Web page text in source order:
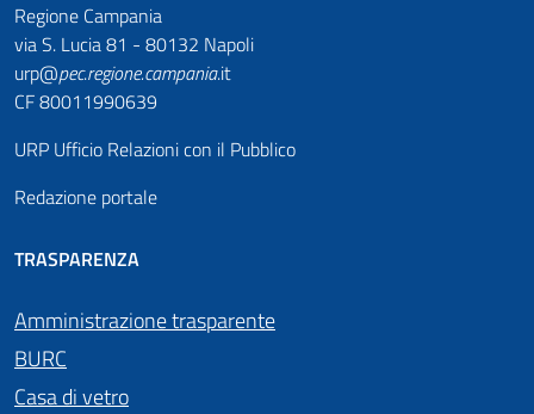
Regione Campania
via S. Lucia 81 - 80132 Napoli
urp@pec.regione.campania.it
CF 80011990639
URP Ufficio Relazioni con il Pubblico
Redazione portale
TRASPARENZA
Amministrazione trasparente
BURC
Casa di vetro